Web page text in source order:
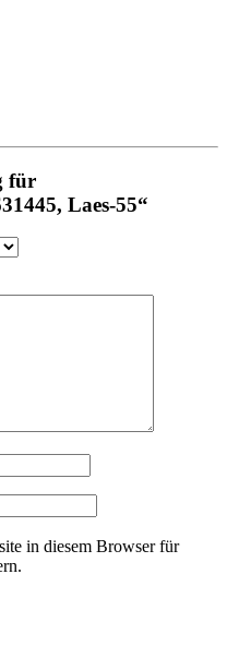
für
Laes-55“
in diesem Browser für